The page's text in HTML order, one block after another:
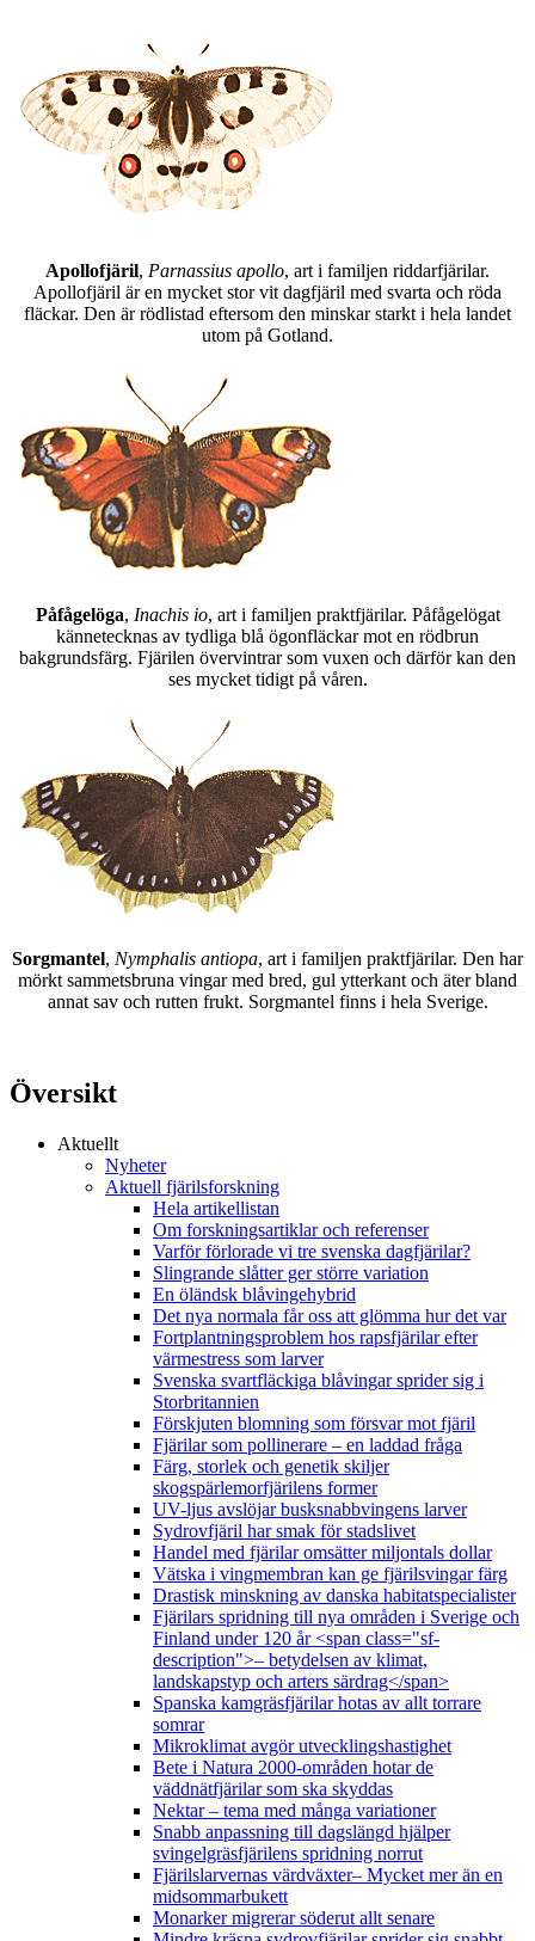
Apollofjäril, Parnassius apollo, art i familjen riddarfjärilar.
Apollofjäril är en mycket stor vit dagfjäril med svarta och röda
fläckar. Den är rödlistad eftersom den minskar starkt i hela landet
utom på Gotland.
Påfågelöga, Inachis io, art i familjen praktfjärilar. Påfågelögat
kännetecknas av tydliga blå ögonfläckar mot en rödbrun
bakgrundsfärg. Fjärilen övervintrar som vuxen och därför kan den
ses mycket tidigt på våren.
Sorgmantel, Nymphalis antiopa, art i familjen praktfjärilar. Den har
mörkt sammetsbruna vingar med bred, gul ytterkant och äter bland
annat sav och rutten frukt. Sorgmantel finns i hela Sverige.
Översikt
Aktuellt
Nyheter
Aktuell fjärilsforskning
Hela artikellistan
Om forskningsartiklar och referenser
Varför förlorade vi tre svenska dagfjärilar?
Slingrande slåtter ger större variation
En öländsk blåvingehybrid
Det nya normala får oss att glömma hur det var
Fortplantningsproblem hos rapsfjärilar efter
värmestress som larver
Svenska svartfläckiga blåvingar sprider sig i
Storbritannien
Förskjuten blomning som försvar mot fjäril
Fjärilar som pollinerare – en laddad fråga
Färg, storlek och genetik skiljer
skogspärlemorfjärilens former
UV-ljus avslöjar busksnabbvingens larver
Sydrovfjäril har smak för stadslivet
Handel med fjärilar omsätter miljontals dollar
Vätska i vingmembran kan ge fjärilsvingar färg
Drastisk minskning av danska habitatspecialister
Fjärilars spridning till nya områden i Sverige och
Finland under 120 år <span class="sf-
description">– betydelsen av klimat,
landskapstyp och arters särdrag</span>
Spanska kamgräsfjärilar hotas av allt torrare
somrar
Mikroklimat avgör utvecklingshastighet
Bete i Natura 2000-områden hotar de
väddnätfjärilar som ska skyddas
Nektar – tema med många variationer
Snabb anpassning till dagslängd hjälper
svingelgräsfjärilens spridning norrut
Fjärilslarvernas värdväxter– Mycket mer än en
midsommarbukett
Monarker migrerar söderut allt senare